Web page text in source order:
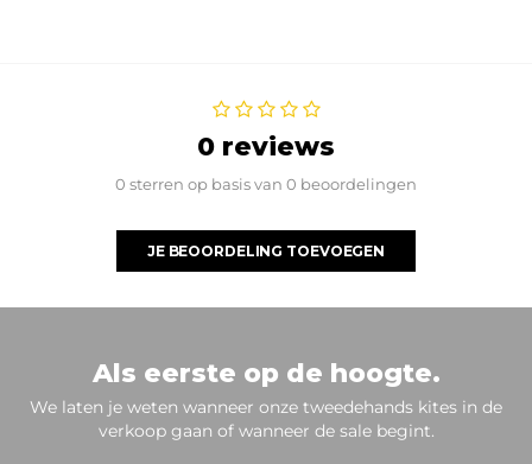
0 reviews
0 sterren op basis van 0 beoordelingen
JE BEOORDELING TOEVOEGEN
Als eerste op de hoogte.
We laten je weten wanneer onze tweedehands kites in de
verkoop gaan of wanneer de sale begint.